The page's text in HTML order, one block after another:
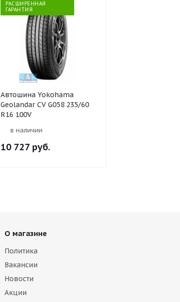
РАСШИРЕННАЯ
ГАРАНТИЯ
Автошина Yokohama
Geolandar CV G058 235/60
R16 100V
в наличии
10 727 руб.
О магазине
Политика
Вакансии
Новости
Акции